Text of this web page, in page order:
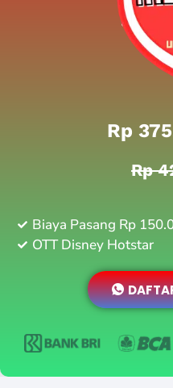
Rp
Rp
Biaya Pasang Rp
OTT Disney Hotstar